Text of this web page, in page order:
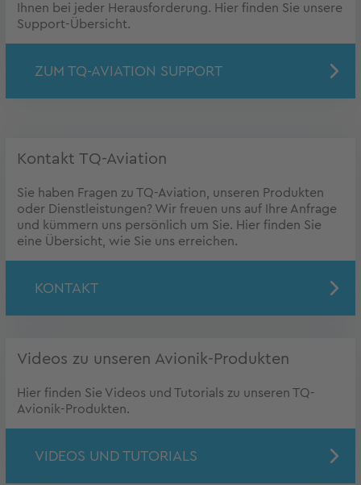
Ihnen bei jeder Herausforderung. Hier finden Sie unsere
Support-Übersicht.
ZUM TQ-AVIATION SUPPORT
Kontakt TQ-Aviation
Sie haben Fragen zu TQ-Aviation, unseren Produkten
oder Dienstleistungen? Wir freuen uns auf Ihre Anfrage
und kümmern uns persönlich um Sie. Hier finden Sie
eine Übersicht, wie Sie uns erreichen.
KONTAKT
Videos zu unseren Avionik-Produkten
Hier finden Sie Videos und Tutorials zu unseren TQ-
Avionik-Produkten.
VIDEOS UND TUTORIALS